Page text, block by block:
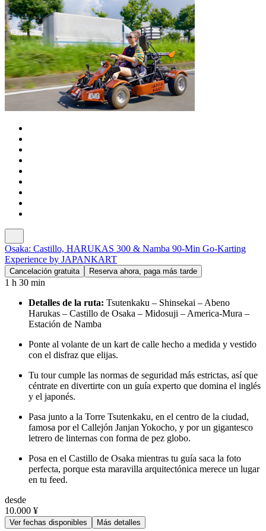
Osaka: Castillo, HARUKAS 300 & Namba 90-Min Go-Karting
Experience by JAPANKART
Cancelación gratuita Reserva ahora, paga más tarde
1 h 30 min
Detalles de la ruta: Tsutenkaku – Shinsekai – Abeno
Harukas – Castillo de Osaka – Midosuji – America-Mura –
Estación de Namba
Ponte al volante de un kart de calle hecho a medida y vestido
con el disfraz que elijas.
Tu tour cumple las normas de seguridad más estrictas, así que
céntrate en divertirte con un guía experto que domina el inglés
y el japonés.
Pasa junto a la Torre Tsutenkaku, en el centro de la ciudad,
famosa por el Callejón Janjan Yokocho, y por un gigantesco
letrero de linternas con forma de pez globo.
Posa en el Castillo de Osaka mientras tu guía saca la foto
perfecta, porque esta maravilla arquitectónica merece un lugar
en tu feed.
desde
10.000 ¥
Ver fechas disponibles Más detalles